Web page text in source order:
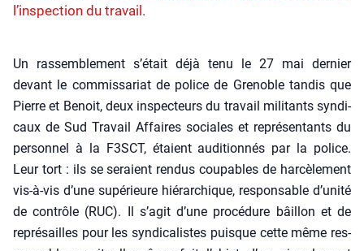
l’inspection du travail.
Un ras­sem­ble­ment s’était déjà tenu le 27 mai der­nier
devant le com­mis­sa­riat de police de Gre­noble tan­dis que
Pierre et Benoit, deux ins­pec­teurs du tra­vail mili­tants syn­di­
caux de Sud Tra­vail Affaires sociales et repré­sen­tants du
per­son­nel à la F3SCT, étaient audi­tion­nés par la police.
Leur tort : ils se seraient ren­dus cou­pables de har­cè­le­ment
vis-à-vis d’une supé­rieure hié­rar­chique, res­pon­sable d’unité
de contrôle (RUC). Il s’agit d’une pro­cé­dure bâillon et de
repré­sailles pour les syn­di­ca­listes puisque cette même res­